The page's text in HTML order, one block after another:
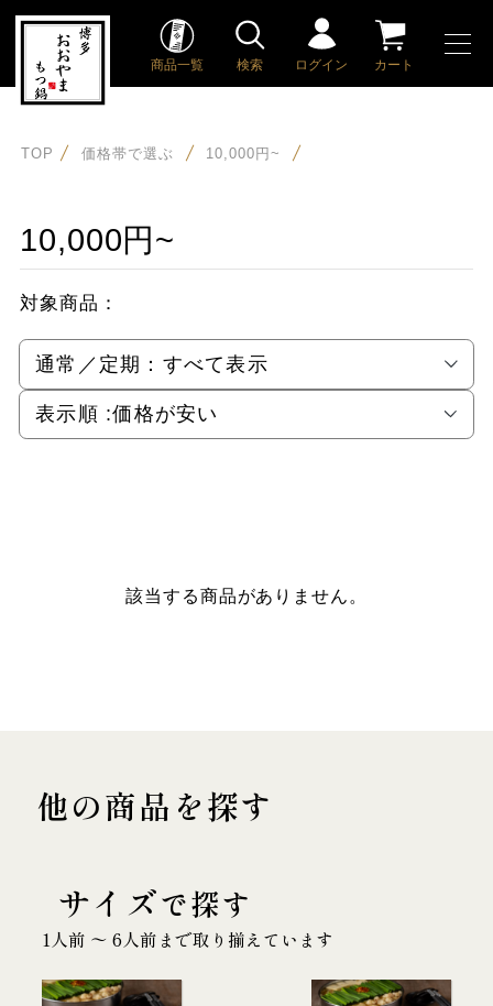
商品一覧 検索 ログイン カート
TOP 価格帯で選ぶ 10,000円~
10,000円~
対象商品：
通常／定期： すべて表示
表示順 :価格が安い
該当する商品がありません。
他の商品を探す
サイズで探す
1人前 〜 6人前まで取り揃えています